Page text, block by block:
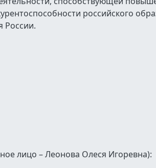
российского
России.
лицо – Леонова Олеся Игоревна):